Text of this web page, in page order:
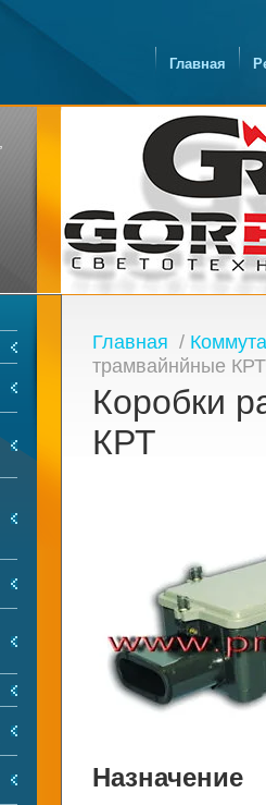
Главная
Главная /
трамвайнйные КРТ
Коробки
КРТ
Назначение